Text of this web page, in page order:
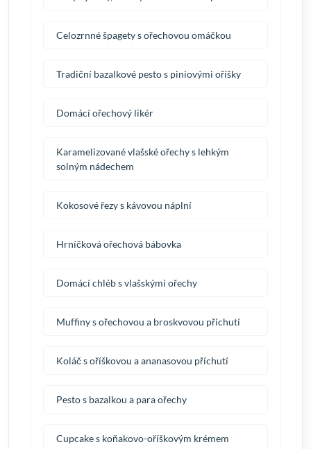
Celozrnné špagety s ořechovou omáčkou
Tradiční bazalkové pesto s piniovými oříšky
Domácí ořechový likér
Karamelizované vlašské ořechy s lehkým
solným nádechem
Kokosové řezy s kávovou náplní
Hrníčková ořechová bábovka
Domácí chléb s vlašskými ořechy
Muffiny s ořechovou a broskvovou příchutí
Koláč s oříškovou a ananasovou příchutí
Pesto s bazalkou a para ořechy
Cupcake s koňakovo-oříškovým krémem